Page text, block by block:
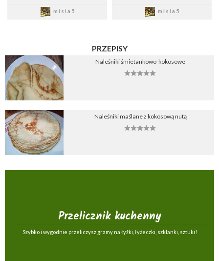
misia5
Zapisz
misia5
Zapisz
PRZEPISY
Naleśniki śmietankowo-kokosowe
Naleśniki maślane z kokosową nutą
Przelicznik kuchenny
Szybko i wygodnie przeliczysz gramy na łyżki, łyżeczki, szklanki, sztuki!